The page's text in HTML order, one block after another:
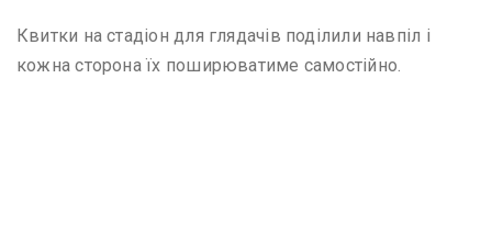
Квитки на стадіон для глядачів поділили навпіл і
кожна сторона їх поширюватиме самостійно.